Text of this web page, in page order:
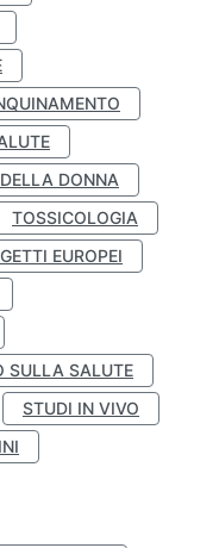
DONNA
TOSSICOLOGIA
EUROPEI
SULLA SALUTE
STUDI IN VIVO